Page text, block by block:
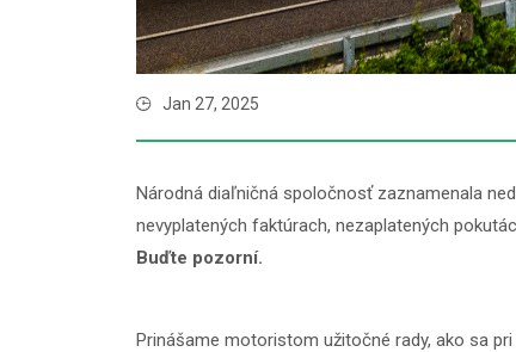
Jan 27, 2025
Národná diaľničná spoločnosť zaznamenala
nevyplatených faktúrach, nezaplatených
Buďte pozorní.
Prinášame motoristom užitočné rady, ako sa